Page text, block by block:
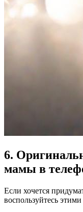
6.
мамы в
Если хочется
воспользуйтесь